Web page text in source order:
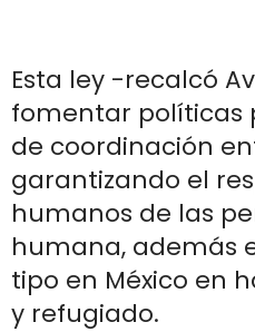
Esta ley -recalcó
fomentar políticas
de coordinación
garantizando el
humanos de las
humana, además
tipo en México en
y refugiado.